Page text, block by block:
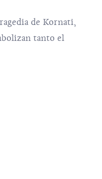
de Kornati,
tanto el